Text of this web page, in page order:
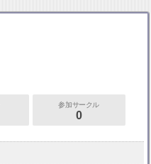
参加サークル
0